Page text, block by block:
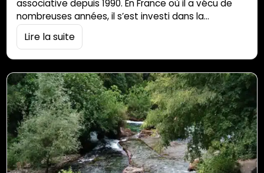
associative depuis 1990. En France où il a vécu de
nombreuses années, il s’est investi dans la
promotion de la culture réunionnaise au travers de
nombreux biais : en créant des associations, en
créé des ponts […]
Lire la suite